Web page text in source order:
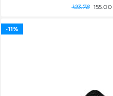
193.78 155.00
-11%